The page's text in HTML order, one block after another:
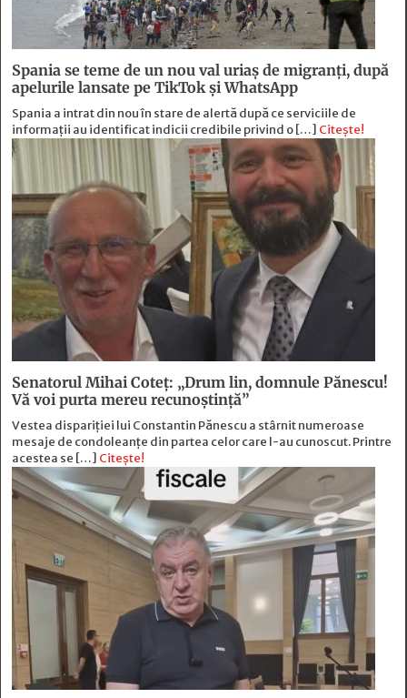
Spania se teme de un nou val uriaș de migranți, după
apelurile lansate pe TikTok și WhatsApp
Spania a intrat din nou în stare de alertă după ce serviciile de
informații au identificat indicii credibile privind o […] Citește!
Senatorul Mihai Coteț: „Drum lin, domnule Pănescu!
Vă voi purta mereu recunoștință”
Vestea dispariției lui Constantin Pănescu a stârnit numeroase
mesaje de condoleanțe din partea celor care l-au cunoscut. Printre
acestea se […] Citește!